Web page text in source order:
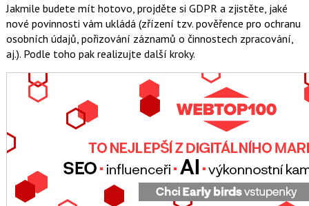
Jakmile budete mít hotovo, projděte si GDPR a zjistěte, jaké
nové povinnosti vám ukládá (zřízení tzv. pověřence pro ochranu
osobních údajů, pořizování záznamů o činnostech zpracování,
aj.). Podle toho pak realizujte další kroky.